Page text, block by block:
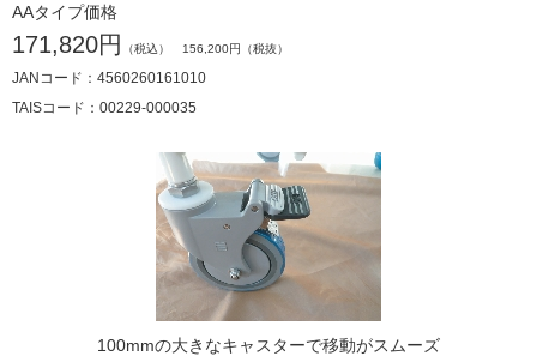
AAタイプ価格
171,820円 （税込） 156,200円（税抜）
JANコード：4560260161010
TAISコード：00229-000035
100mmの大きなキャスターで移動がスムーズ